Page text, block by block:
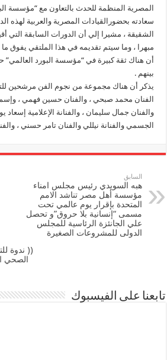
المصرية المنظمة للحدث بالتعاون مع “مؤسسة
سعادته بحضورالقيادات المصرية والعربية لهذه
الشقيقة ، مشيرا إلي أن الدورات السابقة التي
مبهرا ، وما سيتم تقديمه في هذا الملتقي يفوق
أن هناك ثقة كبيرة في “مؤسسة البورد العالمي”
بينهم .
يذكر أن هناك مجموعة من نجوم الفن مرشحين
الفنان محمد صبحي ، والفنان حسين فهمي ،
والفنان جمال سليمان ، والفنانة الإعلامية
الجسمي والفنانة نيللي والفنان تامر حسني ،
السابق
هبه السويدي رئيس مجلس امناء
مؤسسة أهل مصر تناشد الامم
المتحدة بإقرار يوم عالمي تحت
مسمى “إنسانية بلا حروق”و تحصل
علي الجانئزة الرئاسية للمجلس
الدولى للمشروعات الصغيرة
(( ندوة
الصحي
تابعنا على الفيسبوك